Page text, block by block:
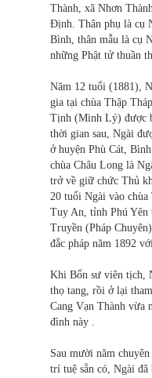
Thành, xã Nhơn
Định. Thân phụ là cụ
Bình, thân mẫu là cụ
những Phật tử thuần
Năm 12 tuổi (1881),
gia tại chùa Thập
Tịnh (Minh Lý) được
thời gian sau, Ngài
ở huyện Phù Cát,
chùa Châu Long là
trở về giữ chức Thủ
20 tuổi Ngài vào
Tuy An, tỉnh Phú Yên
Truyền (Pháp
đắc pháp năm 1892
Khi Bổn sư viên tịch,
thọ tang, rồi ở lại
Cang Vạn Thành vừa
đình này .
Sau mười năm
trí tuệ sẵn có, Ngài